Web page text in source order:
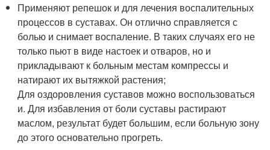
Применяют репешок и для лечения воспалительных
процессов в суставах. Он отлично справляется с
болью и снимает воспаление. В таких случаях его не
только пьют в виде настоек и отваров, но и
прикладывают к больным местам компрессы и
натирают их вытяжкой растения;
Для оздоровления суставов можно воспользоваться
и. Для избавления от боли суставы растирают
маслом, результат будет большим, если больную зону
до этого основательно прогреть.